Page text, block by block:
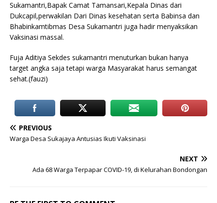
Sukamantri,Bapak Camat Tamansari,Kepala Dinas dari
Dukcapil,perwakilan Dari Dinas kesehatan serta Babinsa dan
Bhabinkamtibmas Desa Sukamantri juga hadir menyaksikan
Vaksinasi massal.
Fuja Aditiya Sekdes sukamantri menuturkan bukan hanya
target angka saja tetapi warga Masyarakat harus semangat
sehat.(fauzi)
PREVIOUS
Warga Desa Sukajaya Antusias Ikuti Vaksinasi
NEXT
Ada 68 Warga Terpapar COVID-19, di Kelurahan Bondongan